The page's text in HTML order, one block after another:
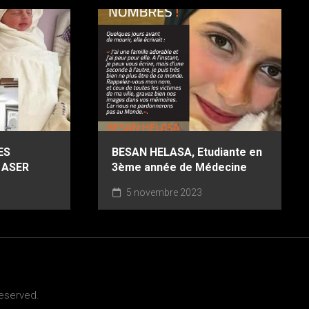
BESAN HELASA, Etudiante en
3ème année de Médecine
5 novembre 2023